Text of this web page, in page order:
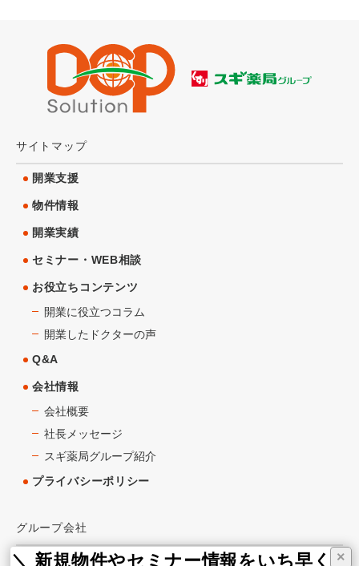
サイトマップ
開業支援
物件情報
開業実績
セミナー・WEB相談
お役立ちコンテンツ
開業に役立つコラム
開業したドクターの声
Q&A
会社情報
会社概要
社長メッセージ
スギ薬局グループ紹介
プライバシーポリシー
グループ会社
×
＼ 新規物件やセミナー情報をいち早くお